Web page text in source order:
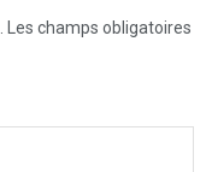
Les champs obligatoires